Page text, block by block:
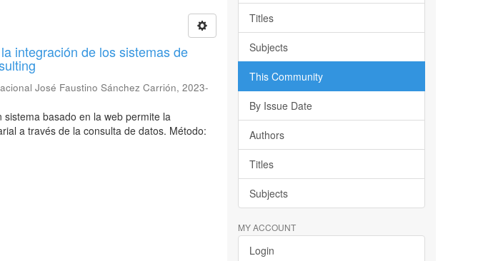
integración de los sistemas de
José Faustino Sánchez Carrión,2023-
basado en la web permite la
a través de la consulta de datos. Método:
Titles
Subjects
This Community
By Issue Date
Authors
Titles
Subjects
MY ACCOUNT
Login